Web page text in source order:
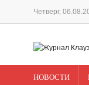
Четверг,
НОВОСТИ